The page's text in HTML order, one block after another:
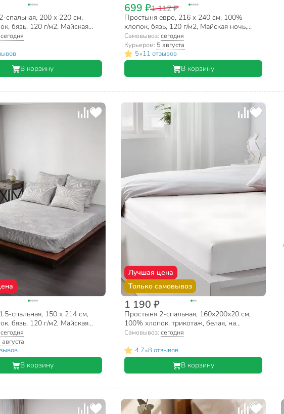
спальная, 200 х 220 см,
бязь, 120 г/м2, Майская
сегодня
В корзину
699 ₽1 112 ₽
Простыня евро, 216 х 240 см, 100%
хлопок, бязь, 120 г/м2, Майская ночь,
9878/1
Самовывоз: сегодня
Курьером: 5 августа
5•11 отзывов
В корзину
спальная, 150 х 214 см,
бязь, 120 г/м2, Майская
сегодня
августа
В корзину
Лучшая цена
Только самовывоз
1 190 ₽
Простыня 2-спальная, 160х200х20 см,
100% хлопок, трикотаж, белая, на
резинке, Silvano
Самовывоз: сегодня
4.7•8 отзывов
В корзину